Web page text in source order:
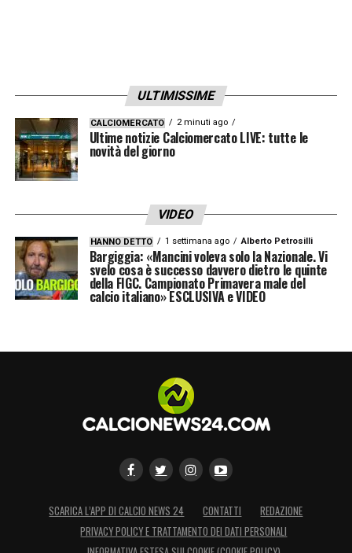
ULTIMISSIME
CALCIOMERCATO 2 minuti ago
Ultime notizie Calciomercato LIVE: tutte le
novità del giorno
VIDEO
HANNO DETTO 1 settimana ago Alberto Petrosilli
Bargiggia: «Mancini voleva solo la Nazionale. Vi
svelo cosa è successo davvero dietro le quinte
della FIGC. Campionato Primavera male del
calcio italiano» ESCLUSIVA e VIDEO
SCARICA L’APP DI CALCIO NEWS 24 CONTATTI
REDAZIONE
PRIVACY POLICY E TRATTAMENTO DEI DATI PERSONALI